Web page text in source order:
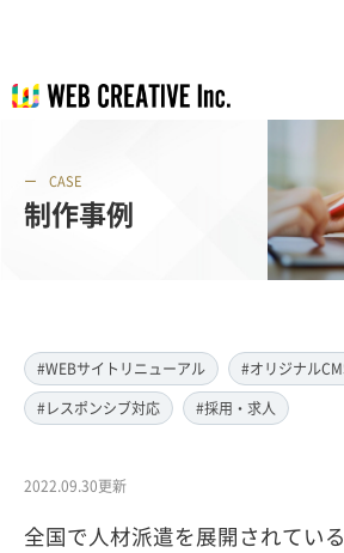
CASE
制作事例
#WEBサイトリニューアル
#オリジナル
#レスポンシブ対応
#採用・求人
2022.09.30更新
全国で人材派遣を展開されてい